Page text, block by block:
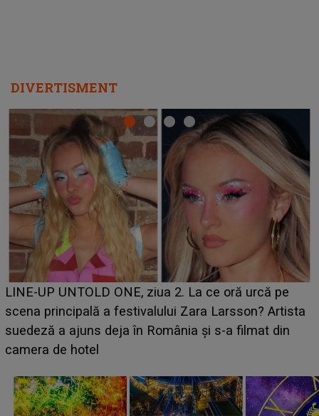
DIVERTISMENT
Ce a dezvăluit noua concurentă din "Casa Iubirii"
luat prin surprindere pe Emanuel. CINE ESTE
BĂIATUL VIZAT de Alexandra?! Aflându-se în fața
faptului împlinit, A RECUNOSCUT IMEDIAT: "Am